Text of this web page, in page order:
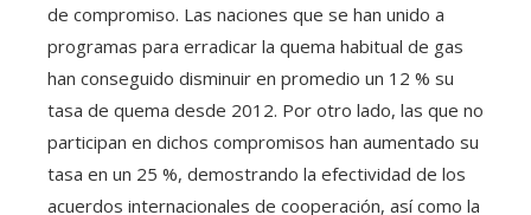
de compromiso. Las naciones que se han unido a
programas para erradicar la quema habitual de gas
han conseguido disminuir en promedio un 12 % su
tasa de quema desde 2012. Por otro lado, las que no
participan en dichos compromisos han aumentado su
tasa en un 25 %, demostrando la efectividad de los
acuerdos internacionales de cooperación, así como la